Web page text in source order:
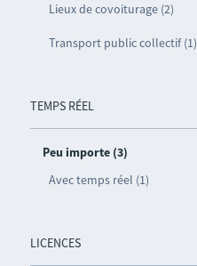
Lieux de covoiturage (2)
Transport public collectif (1)
TEMPS RÉEL
Peu importe (3)
Avec temps réel (1)
LICENCES